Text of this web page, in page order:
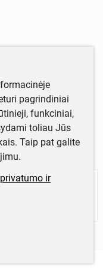
pagrindiniai
funkciniai,
toliau Jūs
Taip pat galite
ir